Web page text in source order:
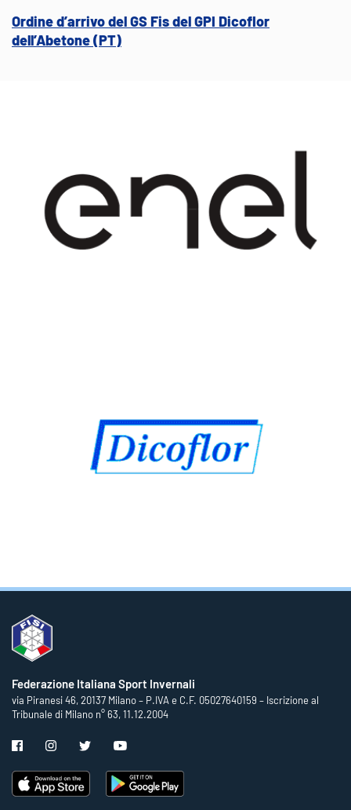
Ordine d’arrivo del GS Fis del GPI Dicoflor
dell’Abetone (PT)
Federazione Italiana Sport Invernali
via Piranesi 46, 20137 Milano – P.IVA e C.F. 05027640159 – Iscrizione al
Tribunale di Milano n° 63, 11.12.2004